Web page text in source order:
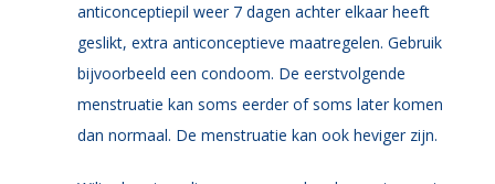
anticonceptiepil weer 7 dagen achter elkaar heeft
geslikt, extra anticonceptieve maatregelen. Gebruik
bijvoorbeeld een condoom. De eerstvolgende
menstruatie kan soms eerder of soms later komen
dan normaal. De menstruatie kan ook heviger zijn.